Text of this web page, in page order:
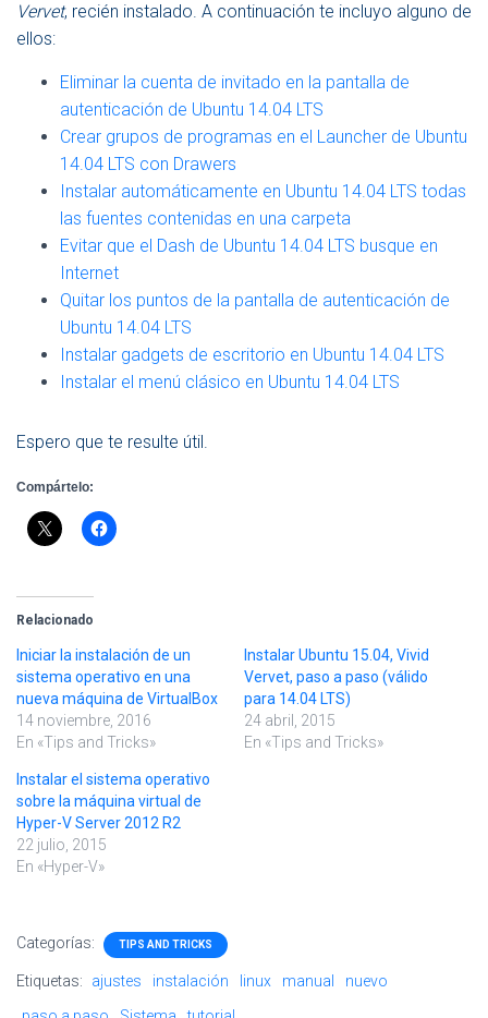
Vervet, recién instalado. A continuación te incluyo alguno de
ellos:
Eliminar la cuenta de invitado en la pantalla de
autenticación de Ubuntu 14.04 LTS
Crear grupos de programas en el Launcher de Ubuntu
14.04 LTS con Drawers
Instalar automáticamente en Ubuntu 14.04 LTS todas
las fuentes contenidas en una carpeta
Evitar que el Dash de Ubuntu 14.04 LTS busque en
Internet
Quitar los puntos de la pantalla de autenticación de
Ubuntu 14.04 LTS
Instalar gadgets de escritorio en Ubuntu 14.04 LTS
Instalar el menú clásico en Ubuntu 14.04 LTS
Espero que te resulte útil.
Compártelo:
Relacionado
Iniciar la instalación de un
sistema operativo en una
nueva máquina de VirtualBox
14 noviembre, 2016
En «Tips and Tricks»
Instalar Ubuntu 15.04, Vivid
Vervet, paso a paso (válido
para 14.04 LTS)
24 abril, 2015
En «Tips and Tricks»
Instalar el sistema operativo
sobre la máquina virtual de
Hyper-V Server 2012 R2
22 julio, 2015
En «Hyper-V»
Categorías: TIPS AND TRICKS
Etiquetas: ajustes instalación linux manual
nuevo